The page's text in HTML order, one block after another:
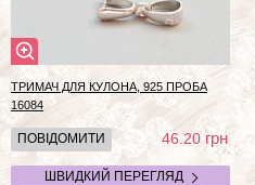
ТРИМАЧ ДЛЯ КУЛОНА, 925 ПРОБА
16084
ПОВІДОМИТИ 46.20грн
ШВИДКИЙ ПЕРЕГЛЯД